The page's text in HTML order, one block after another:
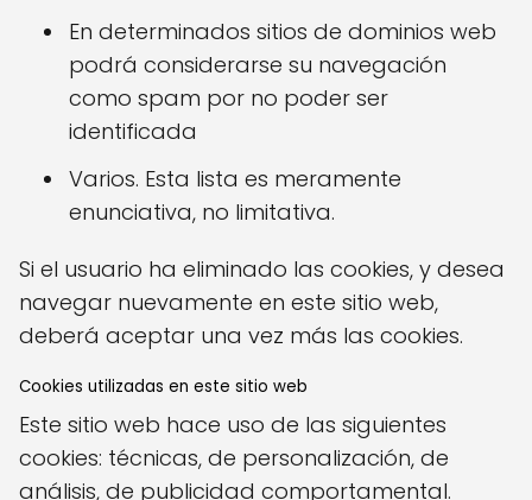
En determinados sitios de dominios web
podrá considerarse su navegación
como spam por no poder ser
identificada
Varios. Esta lista es meramente
enunciativa, no limitativa.
Si el usuario ha eliminado las cookies, y desea
navegar nuevamente en este sitio web,
deberá aceptar una vez más las cookies.
Cookies utilizadas en este sitio web
Este sitio web hace uso de las siguientes
cookies: técnicas, de personalización, de
análisis, de publicidad comportamental.